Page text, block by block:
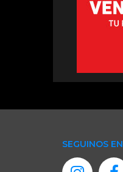
SEGUINOS EN